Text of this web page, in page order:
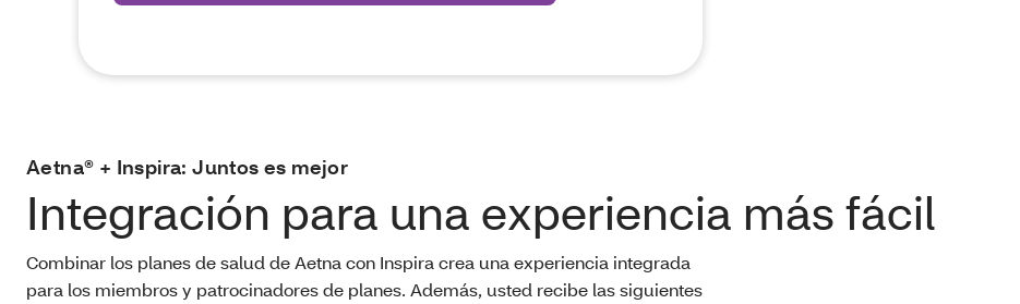
Aetna® + Inspira: Juntos es mejor
Integración para una experiencia más fácil
Combinar los planes de salud de Aetna con Inspira crea una experiencia integrada
para los miembros y patrocinadores de planes. Además, usted recibe las siguientes